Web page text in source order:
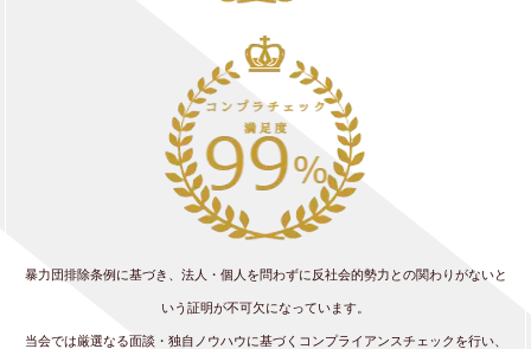
暴力団排除条例に基づき、法人・個人を問わずに反社会的勢力との関わりがないと
いう証明が不可欠になっています。
当会では厳選なる面談・独自ノウハウに基づくコンプライアンスチェックを行い、